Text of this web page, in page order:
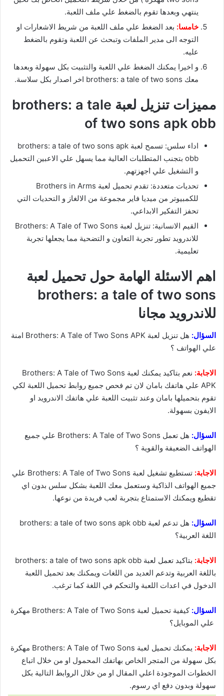
ينتهي وبعدها تقوم بالضغط علي ملف اللعبة.
خامسا: بعد الضغط علي ملف اللعبة من شريط الاشعارات او
التوجه الى مدير الملفات وتبحث عن اللعبة وتقوم بالضغط
عليه.
و اخيرا يمكنك الضغط علي اللعبة والتثبيت بكل سهولة وبعدها
معك brothers: a tale of two sons اخر اصدار بكل سلاسة.
مميزات تنزيل لعبة brothers: a tale
of two sons apk obb
اداء سلس: تسمح لعبة brothers: a tale of two sons apk
obb بتجنب المتطلبات العالية مما يسهل علي الاعبين التحميل
و التشغيل علي اجهزتهم.
تحديات متعددة: تقدم تحميل لعبة Brothers in Arms
للكمبيوتر من ميديا فاير مجموعة من الالغاز و التحديات التي
تحفز التفكير الابداعي.
القيم الانسانية: تنزيل لعبة Brothers: A Tale of Two Sons
للاندرويد تطور تجربة التعاون و التضحية مما يجعلها تجربة
تعليمية.
اهم الاسئلة الهامة حول تحميل لعبة
brothers: a tale of two sons
للاندرويد مجانا
السؤال:
هل تنزيل لعبة Brothers: A Tale of Two Sons APK امنة
علي الهواتف ؟
الاجابة:
نعم بتاكيد يمكنك لعبة Brothers: A Tale of Two Sons
APK علي هاتفك بامان لان تم فحص جميع روابط تحميل اللعبة لكي
تقوم بتحميلها بامان وعند تثبيت اللعبة علي هاتفك الاندرويد او
الايفون بسهولة.
السؤال:
هل تعمل Brothers: A Tale of Two Sons علي جميع
الهواتف الضعيفة والقوية ؟
الاجابة:
تستطيع تشغيل لعبة Brothers: A Tale of Two Sons علي
جميع الهواتف الذاكية وستعمل معك اللعبة بشكل سلس بدون اي
تقطيع ويمكنك الاستمتاع بتجربة لعب فريدة من نوعها.
السؤال:
هل تدعم لعبة brothers: a tale of two sons apk obb
اللغة العربية؟
الاجابة:
بتاكيد تعمل لعبة brothers: a tale of two sons apk obb
باللغة العربية وتدعم العديد من اللغات ويمكنك بعد تحميل اللعبة
الدخول في اعدات اللعبة والتحكم في اللغة كما ترغب.
السؤال:
كيفية تحميل لعبة Brothers: A Tale of Two Sons مهكرة
علي الموبايل؟
الاجابة:
يمكنك تحميل لعبة Brothers: A Tale of Two Sons مهكرة
بكل سهولة من المتجر الخاص بهاتفك المحمول او من خلال اتباع
الخطوات الموجودة اعلي المقال او من خلال الروابط التالية بكل
سهولة وبدون دفع اي رسوم.